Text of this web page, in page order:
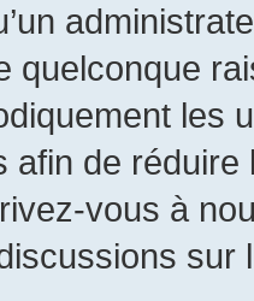
quelconque
les
afin de
vous à
sur